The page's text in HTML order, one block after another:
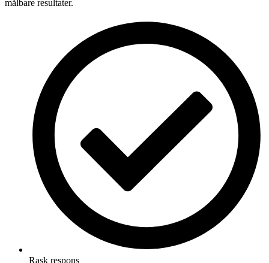
målbare resultater.
Rask respons